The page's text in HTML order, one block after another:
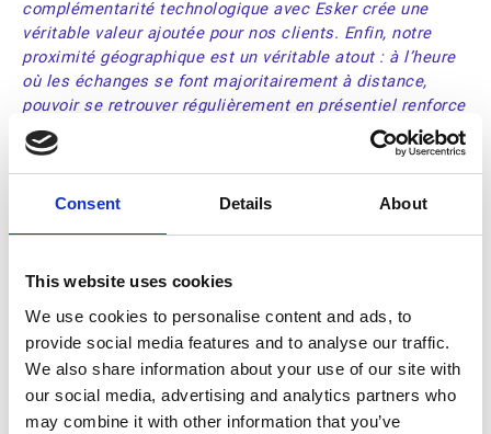
Consent Details About
This website uses cookies
We use cookies to personalise content and ads, to
provide social media features and to analyse our traffic.
We also share information about your use of our site with
our social media, advertising and analytics partners who
may combine it with other information that you’ve
complémentarité technologique avec Esker crée une
véritable valeur ajoutée pour nos clients. Enfin, notre
proximité géographique est un véritable atout : à l’heure
où les échanges se font majoritairement à distance,
pouvoir se retrouver régulièrement en présentiel renforce
considérablement la qualité de la relation. Cela permet
de mieux se connaître, d’échanger plus librement et de
construire une collaboration solide, fondée autant sur la
technologie que sur l’humain. » Damien CORBI Directeur
SOUTENUE PAR L'HUMAIN ET LA
TECHNOLOGIE
Pour accompagner ce partenariat, Amiltone a déjà
engagé un programme de formation et de structuration